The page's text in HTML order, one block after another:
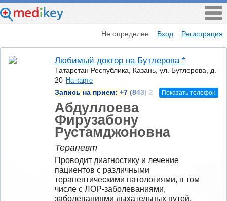
Не определен Вход Регистрация
Любимый доктор на Бутлерова *
Татарстан Республика, Казань, ул. Бутлерова, д.
20 На карте
Запись на прием: +7 (843) 2 Показать телефон
Абдуллоева
Фирузабону
Рустамджоновна
Терапевт
Проводит диагностику и лечение
пациентов с различными
терапевтическими патологиями, в том
числе с ЛОР-заболеваниями,
заболеваниями дыхательных путей,